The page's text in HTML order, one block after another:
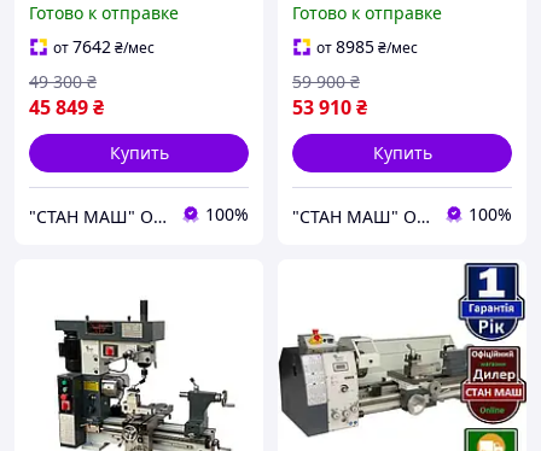
Готово к отправке
от7642₴/мес
45 849₴
49 300 ₴
Купить
"СТАН МАШ" Официальный дилер TM: Holzmann, OPTImum, FDB Maschinen, Holzstar, Proma, Torin. 100%
беcщеточный
Готово к отправке
от8985₴/мес
53 910₴
59 900 ₴
Купить
"СТАН МАШ" Официальный дилер TM: Holzmann, OPTImum, FDB Maschinen, Holzstar, Proma, Torin. 100%